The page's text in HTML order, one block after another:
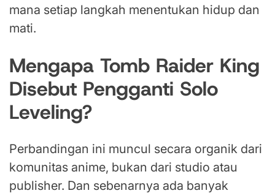
mana setiap langkah menentukan hidup dan
mati.
Mengapa Tomb Raider King
Disebut Pengganti Solo
Leveling?
Perbandingan ini muncul secara organik dari
komunitas anime, bukan dari studio atau
publisher. Dan sebenarnya ada banyak